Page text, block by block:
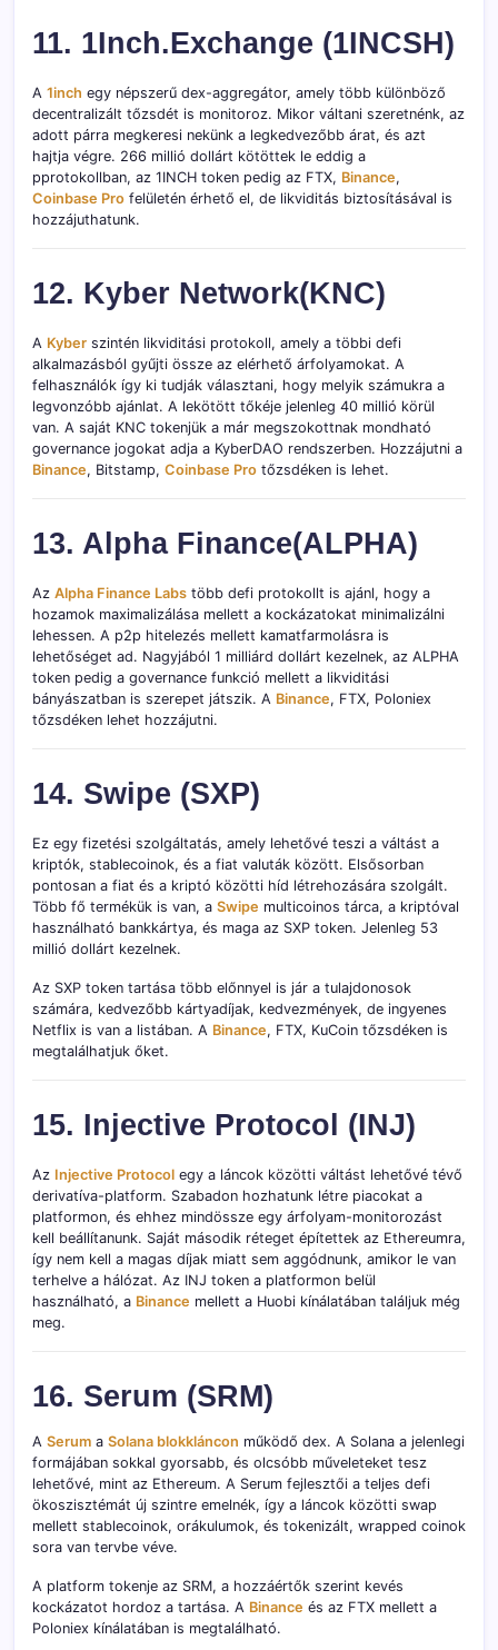
11. 1Inch.Exchange (1INCSH)
A 1inch egy népszerű dex-aggregátor, amely több különböző
decentralizált tőzsdét is monitoroz. Mikor váltani szeretnénk, az
adott párra megkeresi nekünk a legkedvezőbb árat, és azt
hajtja végre. 266 millió dollárt kötöttek le eddig a
pprotokollban, az 1INCH token pedig az FTX, Binance,
Coinbase Pro felületén érhető el, de likviditás biztosításával is
hozzájuthatunk.
12. Kyber Network(KNC)
A Kyber szintén likviditási protokoll, amely a többi defi
alkalmazásból gyűjti össze az elérhető árfolyamokat. A
felhasználók így ki tudják választani, hogy melyik számukra a
legvonzóbb ajánlat. A lekötött tőkéje jelenleg 40 millió körül
van. A saját KNC tokenjük a már megszokottnak mondható
governance jogokat adja a KyberDAO rendszerben. Hozzájutni a
Binance, Bitstamp, Coinbase Pro tőzsdéken is lehet.
13. Alpha Finance(ALPHA)
Az Alpha Finance Labs több defi protokollt is ajánl, hogy a
hozamok maximalizálása mellett a kockázatokat minimalizálni
lehessen. A p2p hitelezés mellett kamatfarmolásra is
lehetőséget ad. Nagyjából 1 milliárd dollárt kezelnek, az ALPHA
token pedig a governance funkció mellett a likviditási
bányászatban is szerepet játszik. A Binance, FTX, Poloniex
tőzsdéken lehet hozzájutni.
14. Swipe (SXP)
Ez egy fizetési szolgáltatás, amely lehetővé teszi a váltást a
kriptók, stablecoinok, és a fiat valuták között. Elsősorban
pontosan a fiat és a kriptó közötti híd létrehozására szolgált.
Több fő termékük is van, a Swipe multicoinos tárca, a kriptóval
használható bankkártya, és maga az SXP token. Jelenleg 53
millió dollárt kezelnek.
Az SXP token tartása több előnnyel is jár a tulajdonosok
számára, kedvezőbb kártyadíjak, kedvezmények, de ingyenes
Netflix is van a listában. A Binance, FTX, KuCoin tőzsdéken is
megtalálhatjuk őket.
15. Injective Protocol (INJ)
Az Injective Protocol egy a láncok közötti váltást lehetővé tévő
derivatíva-platform. Szabadon hozhatunk létre piacokat a
platformon, és ehhez mindössze egy árfolyam-monitorozást
kell beállítanunk. Saját második réteget építettek az Ethereumra,
így nem kell a magas díjak miatt sem aggódnunk, amikor le van
terhelve a hálózat. Az INJ token a platformon belül
használható, a Binance mellett a Huobi kínálatában találjuk még
meg.
16. Serum (SRM)
A Serum a Solana blokkláncon működő dex. A Solana a jelenlegi
formájában sokkal gyorsabb, és olcsóbb műveleteket tesz
lehetővé, mint az Ethereum. A Serum fejlesztői a teljes defi
ökoszisztémát új szintre emelnék, így a láncok közötti swap
mellett stablecoinok, orákulumok, és tokenizált, wrapped coinok
sora van tervbe véve.
A platform tokenje az SRM, a hozzáértők szerint kevés
kockázatot hordoz a tartása. A Binance és az FTX mellett a
Poloniex kínálatában is megtalálható.